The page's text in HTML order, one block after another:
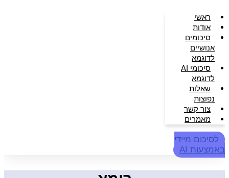
ראשי
אודות
סיכומים
אנושיים
לדוגמא
סיכומי AI
לדוגמא
שאלות
נפוצות
צור קשר
מאמרים
לסיכום מיידי
באמצעות AI